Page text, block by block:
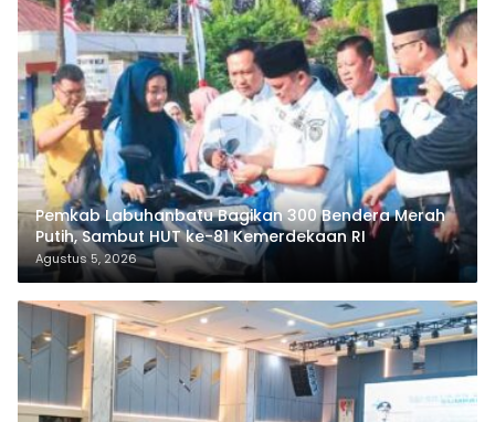
Pemkab Labuhanbatu Bagikan 300 Bendera Merah
Putih, Sambut HUT ke-81 Kemerdekaan RI
Agustus 5, 2026